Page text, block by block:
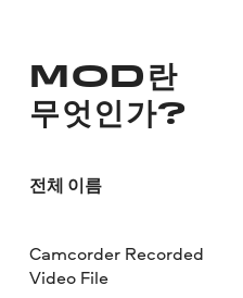
MOD란
무엇인가?
전체 이름
Camcorder Recorded
Video File